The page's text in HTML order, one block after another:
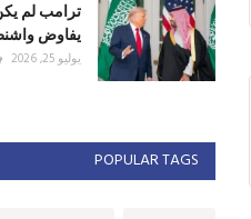
ترامب لم
يفاوض
يوليو 25, 2026
POPULAR TAGS